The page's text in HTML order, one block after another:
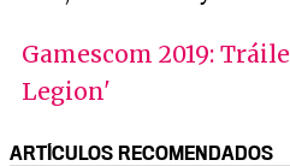
Gamescom 2019:
Legion'
ARTÍCULOS RECOMENDADOS